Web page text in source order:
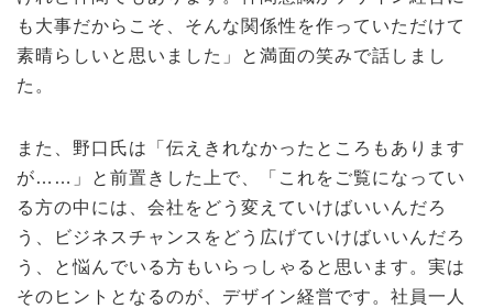
も大事だからこそ、そんな関係性を作っていただけて
素晴らしいと思いました」と満面の笑みで話しまし
た。
また、野口氏は「伝えきれなかったところもあります
が……」と前置きした上で、「これをご覧になってい
る方の中には、会社をどう変えていけばいいんだろ
う、ビジネスチャンスをどう広げていけばいいんだろ
う、と悩んでいる方もいらっしゃると思います。実は
そのヒントとなるのが、デザイン経営です。社員一人